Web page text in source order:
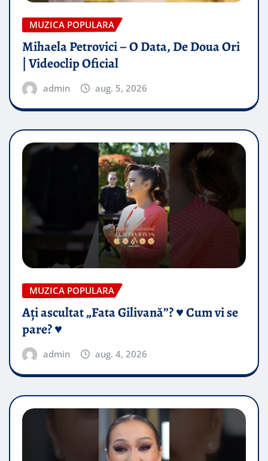
MUZICA POPULARA
Mihaela Petrovici – O Data, De Doua Ori
| Videoclip Oficial
admin aug. 5, 2026
MUZICA POPULARA
Ați ascultat „Fata Gilivană”? ♥️ Cum vi se
pare? ♥️
admin aug. 4, 2026